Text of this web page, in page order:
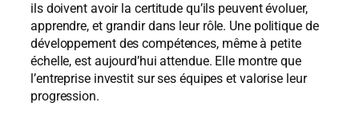
ils doivent avoir la certitude qu’ils peuvent évoluer,
apprendre, et grandir dans leur rôle. Une politique de
développement des compétences, même à petite
échelle, est aujourd’hui attendue. Elle montre que
l’entreprise investit sur ses équipes et valorise leur
progression.